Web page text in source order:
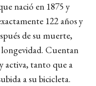
nació en 1875 y
122 años y
de su muerte,
Cuentan
activa, tanto que a
a su bicicleta.